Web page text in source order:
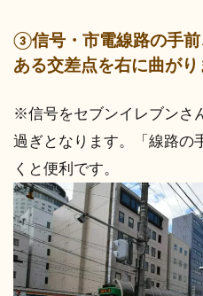
③信号・市電線路の手前
ある交差点を右に曲がり
※信号をセブンイレブンさ
過ぎとなります。「線路の
くと便利です。